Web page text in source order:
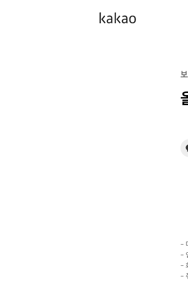
-
-
-
-